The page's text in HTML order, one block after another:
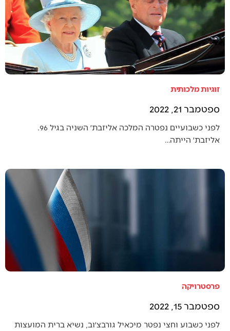
זוגיות מלכותית
ספטמבר 21, 2022
לפני כשבועיים נפטרה המלכה אליזבת׳ השניה בגיל 96.
אליזבת׳ הייתה…
פרסטרויקה
ספטמבר 15, 2022
לפני כשבוע וחצי נפטר מיכאיל גורבצ׳וב, נשיא ברית המועצות